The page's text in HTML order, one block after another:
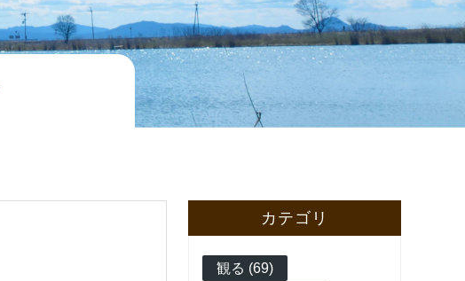
カテゴリ
観る (69)